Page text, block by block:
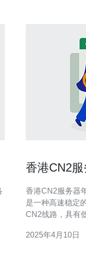
香港CN2
香港CN2服务器年费优
是一种高速稳定
CN2线路，具有低
有更低的延迟和更
2025年4月10日